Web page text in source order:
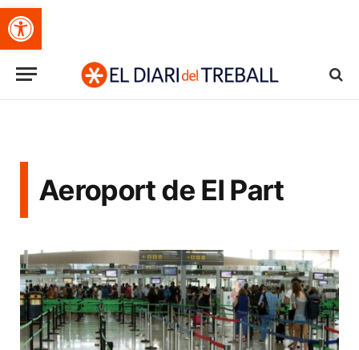
Obre la barra d'eines
Aeroport de El Part